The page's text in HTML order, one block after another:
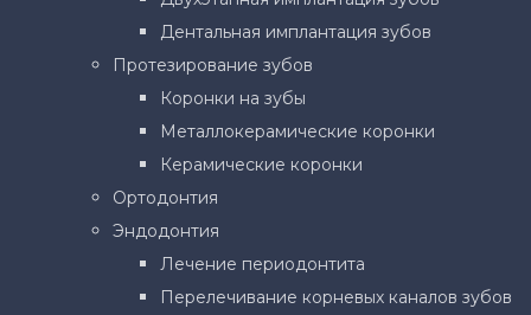
Дентальная имплантация зубов
Протезирование зубов
Коронки на зубы
Металлокерамические коронки
Керамические коронки
Ортодонтия
Эндодонтия
Лечение периодонтита
Перелечивание корневых каналов зубов